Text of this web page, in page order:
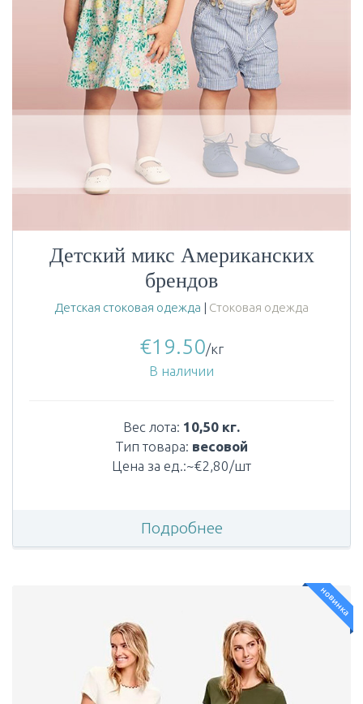
Детский микс Американских
брендов
Детская стоковая одежда | Стоковая одежда
€19.50/кг
В наличии
Вес лота: 10,50 кг.
Тип товара: весовой
Цена за ед.:~€2,80/шт
Подробнее
новинка